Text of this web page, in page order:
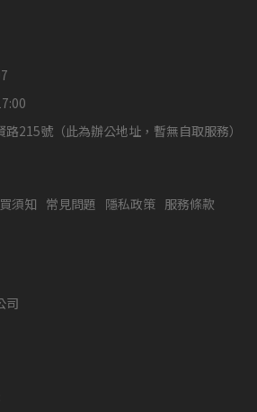
215號（此為辦公地址，暫無自取服務）
須知 常見問題 隱私政策 服務條款
司